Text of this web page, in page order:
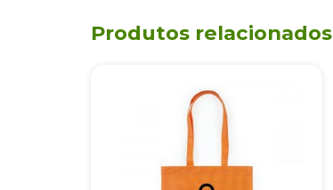
Produtos relacionados